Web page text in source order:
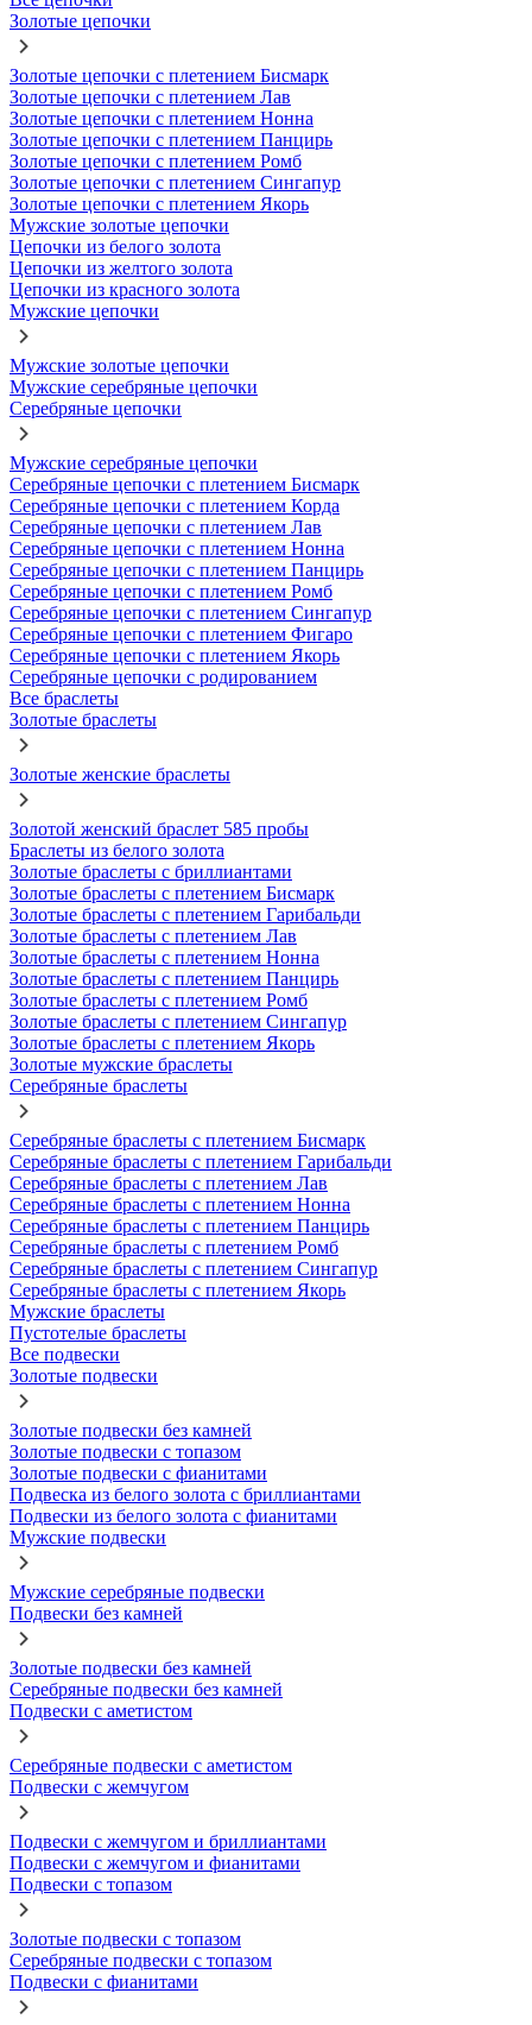
Золотые цепочки
Золотые цепочки с плетением Бисмарк
Золотые цепочки с плетением Лав
Золотые цепочки с плетением Нонна
Золотые цепочки с плетением Панцирь
Золотые цепочки с плетением Ромб
Золотые цепочки с плетением Сингапур
Золотые цепочки с плетением Якорь
Мужские золотые цепочки
Цепочки из белого золота
Цепочки из желтого золота
Цепочки из красного золота
Мужские цепочки
Мужские золотые цепочки
Мужские серебряные цепочки
Серебряные цепочки
Мужские серебряные цепочки
Серебряные цепочки с плетением Бисмарк
Серебряные цепочки с плетением Корда
Серебряные цепочки с плетением Лав
Серебряные цепочки с плетением Нонна
Серебряные цепочки с плетением Панцирь
Серебряные цепочки с плетением Ромб
Серебряные цепочки с плетением Сингапур
Серебряные цепочки с плетением Фигаро
Серебряные цепочки с плетением Якорь
Серебряные цепочки с родированием
Все браслеты
Золотые браслеты
Золотые женские браслеты
Золотой женский браслет 585 пробы
Браслеты из белого золота
Золотые браслеты с бриллиантами
Золотые браслеты с плетением Бисмарк
Золотые браслеты с плетением Гарибальди
Золотые браслеты с плетением Лав
Золотые браслеты с плетением Нонна
Золотые браслеты с плетением Панцирь
Золотые браслеты с плетением Ромб
Золотые браслеты с плетением Сингапур
Золотые браслеты с плетением Якорь
Золотые мужские браслеты
Серебряные браслеты
Серебряные браслеты с плетением Бисмарк
Серебряные браслеты с плетением Гарибальди
Серебряные браслеты с плетением Лав
Серебряные браслеты с плетением Нонна
Серебряные браслеты с плетением Панцирь
Серебряные браслеты с плетением Ромб
Серебряные браслеты с плетением Сингапур
Серебряные браслеты с плетением Якорь
Мужские браслеты
Пустотелые браслеты
Все подвески
Золотые подвески
Золотые подвески без камней
Золотые подвески с топазом
Золотые подвески с фианитами
Подвеска из белого золота с бриллиантами
Подвески из белого золота с фианитами
Мужские подвески
Мужские серебряные подвески
Подвески без камней
Золотые подвески без камней
Серебряные подвески без камней
Подвески с аметистом
Серебряные подвески с аметистом
Подвески с жемчугом
Подвески с жемчугом и бриллиантами
Подвески с жемчугом и фианитами
Подвески с топазом
Золотые подвески с топазом
Серебряные подвески с топазом
Подвески с фианитами